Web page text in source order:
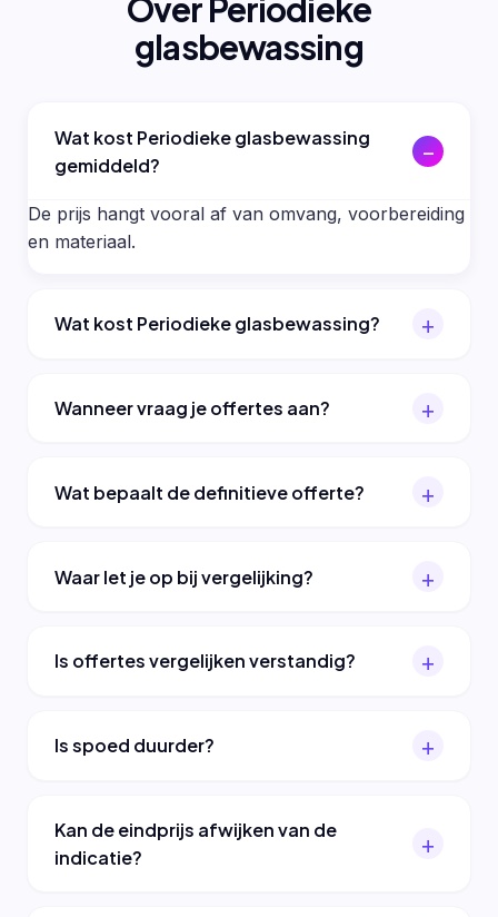
Over Periodieke
glasbewassing
Wat kost Periodieke glasbewassing
gemiddeld?
De prijs hangt vooral af van omvang, voorbereiding
en materiaal.
Wat kost Periodieke glasbewassing?
Wanneer vraag je offertes aan?
Wat bepaalt de definitieve offerte?
Waar let je op bij vergelijking?
Is offertes vergelijken verstandig?
Is spoed duurder?
Kan de eindprijs afwijken van de
indicatie?